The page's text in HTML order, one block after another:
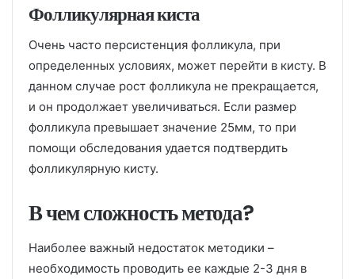
Фолликулярная киста
Очень часто персистенция фолликула, при
определенных условиях, может перейти в кисту. В
данном случае рост фолликула не прекращается,
и он продолжает увеличиваться. Если размер
фолликула превышает значение 25мм, то при
помощи обследования удается подтвердить
фолликулярную кисту.
В чем сложность метода?
Наиболее важный недостаток методики –
необходимость проводить ее каждые 2-3 дня в